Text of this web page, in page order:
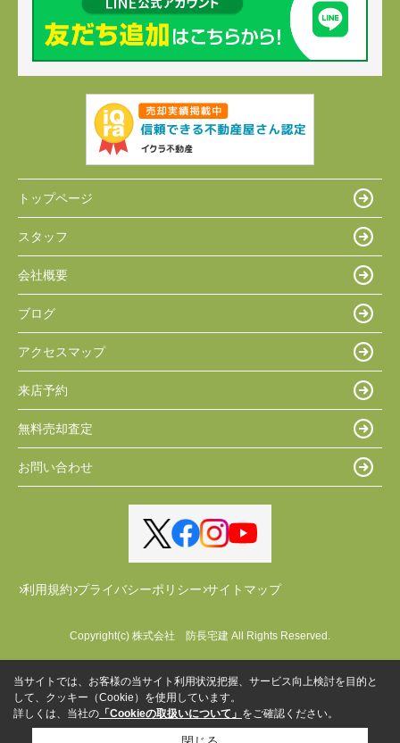
トップページ
スタッフ
会社概要
ブログ
アクセスマップ
来店予約
無料売却査定
お問い合わせ
利用規約 プライバシーポリシー サイトマップ
Copyright(c) 株式会社 防長宅建 All Rights Reserved.
当サイトでは、お客様の当サイト利用状況把握、サービス向上検討を目的と
して、クッキー（Cookie）を使用しています。
詳しくは、当社の 「Cookieの取扱いについて」 をご確認ください。